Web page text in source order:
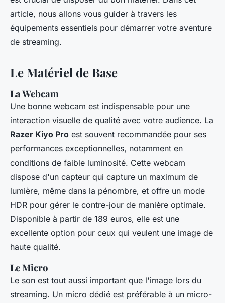
article, nous allons vous guider à travers les
équipements essentiels pour démarrer votre aventure
de streaming.
Le Matériel de Base
La Webcam
Une bonne webcam est indispensable pour une
interaction visuelle de qualité avec votre audience. La
Razer Kiyo Pro est souvent recommandée pour ses
performances exceptionnelles, notamment en
conditions de faible luminosité. Cette webcam
dispose d'un capteur qui capture un maximum de
lumière, même dans la pénombre, et offre un mode
HDR pour gérer le contre-jour de manière optimale.
Disponible à partir de 189 euros, elle est une
excellente option pour ceux qui veulent une image de
haute qualité.
Le Micro
Le son est tout aussi important que l'image lors du
streaming. Un micro dédié est préférable à un micro-